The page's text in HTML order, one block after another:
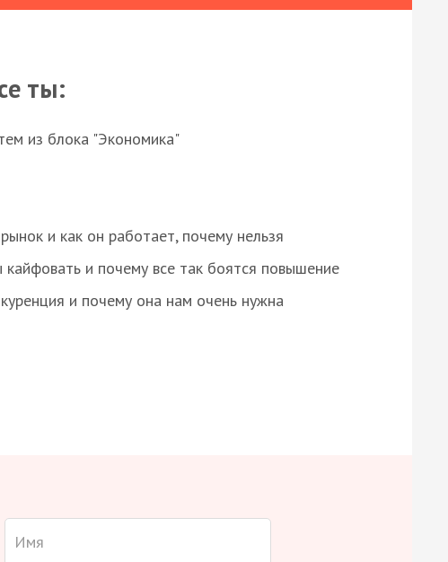
ты:
из блока "Экономика"
и как он работает, почему нельзя
и почему все так боятся повышение
и почему она нам очень нужна